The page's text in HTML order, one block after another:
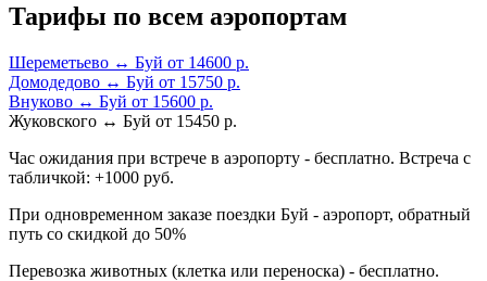
Тарифы по всем аэропортам
Шереметьево ↔ Буй от 14600 р.
Домодедово ↔ Буй от 15750 р.
Внуково ↔ Буй от 15600 р.
Жуковского ↔ Буй от 15450 р.
Час ожидания при встрече в аэропорту - бесплатно. Встреча с
табличкой: +1000 руб.
При одновременном заказе поездки Буй - аэропорт, обратный
путь со скидкой до 50%
Перевозка животных (клетка или переноска) - бесплатно.